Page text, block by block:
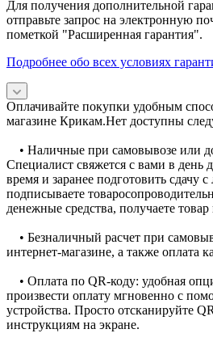
Для получения дополнительной
отправьте запрос на электронную
пометкой "Расширенная гарантия".
Подробнее обо всех условиях
Оплачивайте покупки удобным
магазине Крикам.Нет доступны
• Наличные при самовывозе или
Специалист свяжется с вами в день
время и заранее подготовить
подписываете
денежные средства, получаете товар
• Безналичный расчет при
интернет-магазине, а также оплата
• Оплата по QR-коду: удобная
произвести оплату мгновенно с
устройства. Просто отсканируйте
инструкциям на экране.